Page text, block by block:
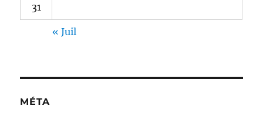
31
« Juil
MÉTA